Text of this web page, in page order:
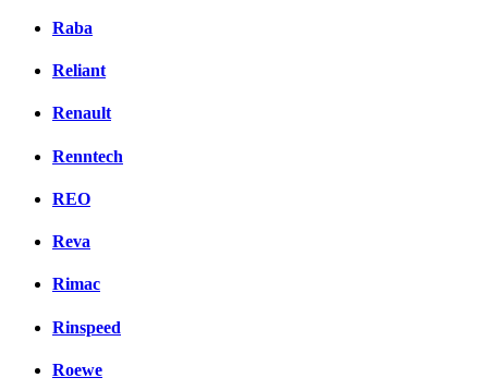
Raba
Reliant
Renault
Renntech
REO
Reva
Rimac
Rinspeed
Roewe